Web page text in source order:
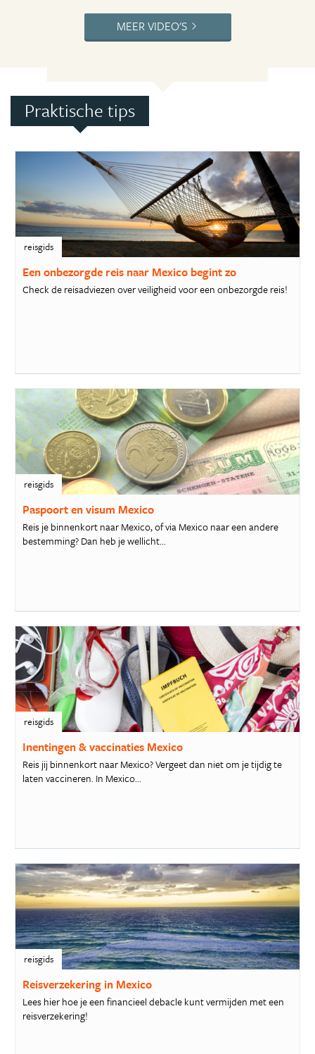
MEER VIDEO'S
Praktische tips
reisgids
Een onbezorgde reis naar Mexico begint zo
Check de reisadviezen over veiligheid voor een onbezorgde reis!
reisgids
Paspoort en visum Mexico
Reis je binnenkort naar Mexico, of via Mexico naar een andere
bestemming? Dan heb je wellicht...
reisgids
Inentingen & vaccinaties Mexico
Reis jij binnenkort naar Mexico? Vergeet dan niet om je tijdig te
laten vaccineren. In Mexico...
reisgids
Reisverzekering in Mexico
Lees hier hoe je een financieel debacle kunt vermijden met een
reisverzekering!